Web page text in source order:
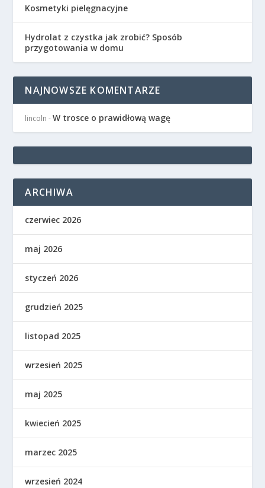
Kosmetyki pielęgnacyjne
Hydrolat z czystka jak zrobić? Sposób
przygotowania w domu
NAJNOWSZE KOMENTARZE
lincoln -W trosce o prawidłową wagę
ARCHIWA
czerwiec 2026
maj 2026
styczeń 2026
grudzień 2025
listopad 2025
wrzesień 2025
maj 2025
kwiecień 2025
marzec 2025
wrzesień 2024